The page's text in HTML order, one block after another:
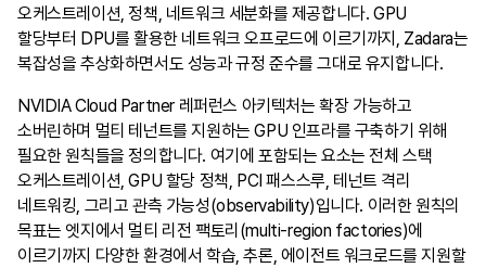
오케스트레이션, 정책, 네트워크 세분화를 제공합니다. GPU
할당부터 DPU를 활용한 네트워크 오프로드에 이르기까지, Zadara는
복잡성을 추상화하면서도 성능과 규정 준수를 그대로 유지합니다.
NVIDIA Cloud Partner 레퍼런스 아키텍처는 확장 가능하고
소버린하며 멀티 테넌트를 지원하는 GPU 인프라를 구축하기 위해
필요한 원칙들을 정의합니다. 여기에 포함되는 요소는 전체 스택
오케스트레이션, GPU 할당 정책, PCI 패스스루, 테넌트 격리
네트워킹, 그리고 관측 가능성(observability)입니다. 이러한 원칙의
목표는 엣지에서 멀티 리전 팩토리(multi-region factories)에
이르기까지 다양한 환경에서 학습, 추론, 에이전트 워크로드를 지원할